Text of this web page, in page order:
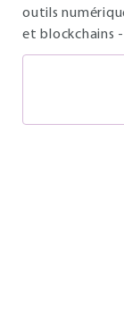
outils
et blockchains